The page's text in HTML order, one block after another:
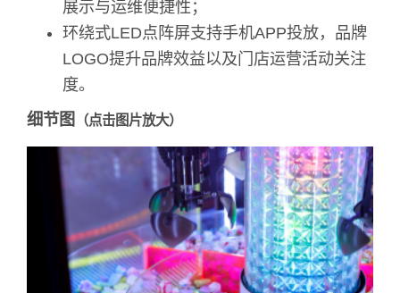
展示与运维便捷性；
环绕式LED点阵屏支持手机APP投放，品牌
LOGO提升品牌效益以及门店运营活动关注
度。
细节图
（点击图片放大）